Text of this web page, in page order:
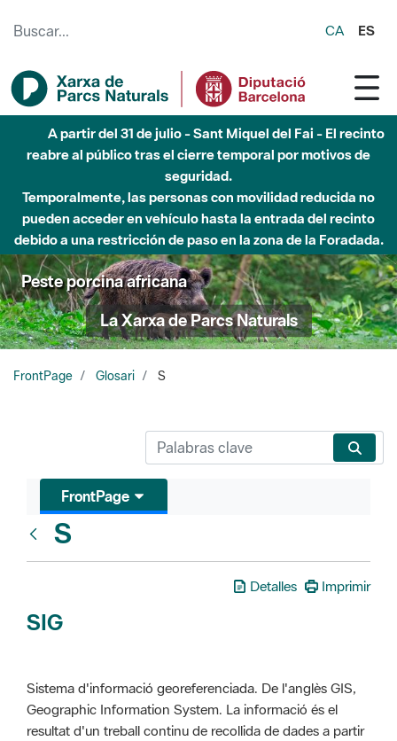
CA ES
A partir del 31 de julio - Sant Miquel del Fai - El recinto
reabre al público tras el cierre temporal por motivos de
seguridad.
Temporalmente, las personas con movilidad reducida no
pueden acceder en vehículo hasta la entrada del recinto
debido a una restricción de paso en la zona de la Foradada.
Peste porcina africana
La Xarxa de Parcs Naturals
FrontPage Glosari S
FrontPage
S
Detalles Imprimir
SIG
Sistema d'informació georeferenciada. De l'anglès GIS,
Geographic Information System. La informació és el
resultat d'un treball continu de recollida de dades a partir